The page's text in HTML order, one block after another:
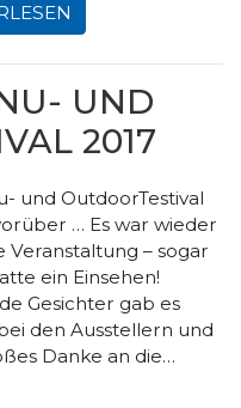
UND
2017
und OutdoorTestival
… Es war wieder
Veranstaltung – sogar
ein Einsehen!
Gesichter gab es
den Ausstellern und
Danke an die…